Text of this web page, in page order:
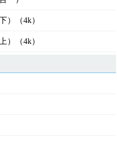
）（4k）
）（4k）